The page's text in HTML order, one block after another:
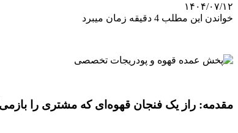
۱۴۰۴/۰۷/۱۲
خواندن این مطلب 4 دقیقه زمان میبرد
مقدمه: راز یک فنجان قهوه‌ای که مشتری را